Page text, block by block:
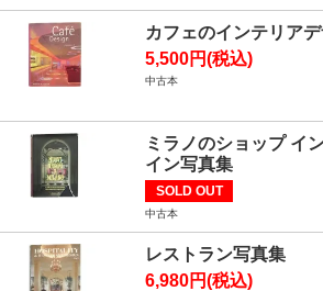
カフェのインテリア
5,500円(税込)
中古本
ミラノのショップ イ
イン写真集
SOLD OUT
中古本
レストラン写真集
6,980円(税込)